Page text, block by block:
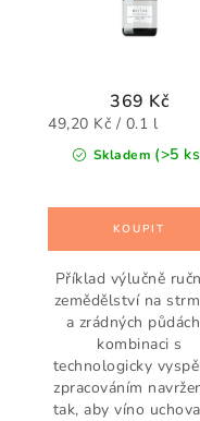
Skladem (>5
369 Kč
Měrná
cena:
49,20 Kč / 0.1 l
Příklad výlučně
zemědělství na
a zrádných
kombinaci s
technologicky
zpracováním
tak, aby víno